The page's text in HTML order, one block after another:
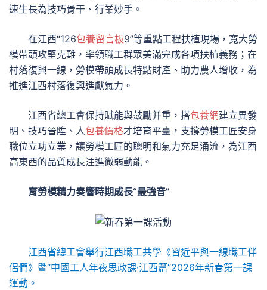
速生長為技巧骨干、行業妙手。
在江西“126包養留言板9”等重點工程扶植現場，寬大勞
模帶頭攻堅克難，率領職工群眾美滿完成各項扶植義務；在
村落復興一線，勞模帶頭成長特點財產、助力農人增收，為
推進江西村落復興進獻氣力。
江西省總工會保持賦能與鼓勵并重，搭包養網建立異發
明、技巧晉陞、人包養價格才培育平臺，支撐勞模工匠安身
職位立功立業，讓勞模工匠的聰明和氣力充足涌流，為江西
高東西的品質成長注進微弱動能。
育勞模精力奏響時期成長“最強音”
江西省總工會舉行江西職工共學《習近平與一線職工伴
侶們》暨“中國工人年夜思政課·江西篇”2026年新春第一課
運動。